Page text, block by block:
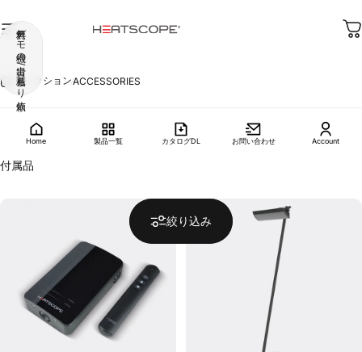
HEATSCOPE
無料デモ機の貸出 / 見積もり依頼
Home 製品一覧 カタログDL お問い合わせ Account
コレクションACCESSORIES
ACCESSORIES
付属品
絞り込み